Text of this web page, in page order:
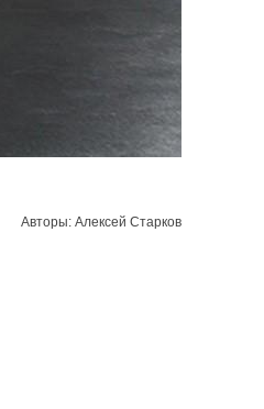
Авторы: Алексей Старков